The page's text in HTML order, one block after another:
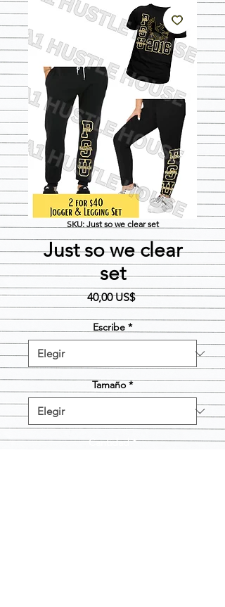
SKU: Just so we clear set
Just so we clear
set
40,00 US$Precio
Escribe *
Tamaño *
Cantidad *